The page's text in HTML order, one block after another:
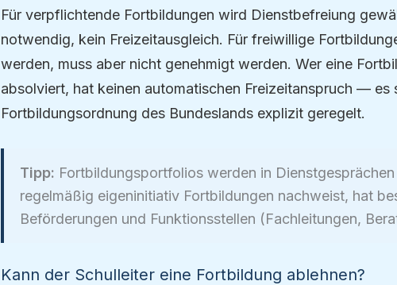
Für verpflichtende Fortbildungen wird Dienstbefreiung
notwendig, kein Freizeitausgleich. Für freiwillige
werden, muss aber nicht genehmigt werden. Wer eine
absolviert, hat keinen automatischen Freizeitanspruch — es
Fortbildungsordnung des Bundeslands explizit geregelt.
Tipp: Fortbildungsportfolios werden in
regelmäßig eigeninitiativ Fortbildungen nachweist, hat
Beförderungen und Funktionsstellen (Fachleitungen,
Kann der Schulleiter eine Fortbildung ablehnen?